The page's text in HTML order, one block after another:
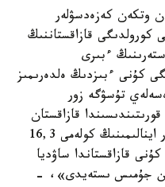
وتكەن كەزەدسۋلەر
كورولدىگى قازاقستاننىڭ
ءبىرى
كۇنى ءبىزدىڭ ەلدەرىمىز
تۇسۋگە زور
2015 -جىلدىڭ قورىتىندىسىندا قازاقستان
مەن ساۋد ارابياسى اراسىنداعى تاۋار اينالىمىنىڭ كولەمى 16,3
قازاقستاندا ساۋديا
17 كاسىپورىن جۇمىس ىستەيدى»، -